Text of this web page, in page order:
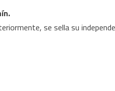
se sella su